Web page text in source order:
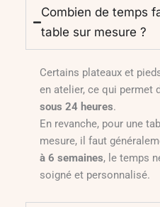
Combien de temps
table sur mesure ?
Certains plateaux et
en atelier, ce qui permet
sous 24 heures.
En revanche, pour une
mesure, il faut
à 6 semaines, le temps
soigné et personnalisé.